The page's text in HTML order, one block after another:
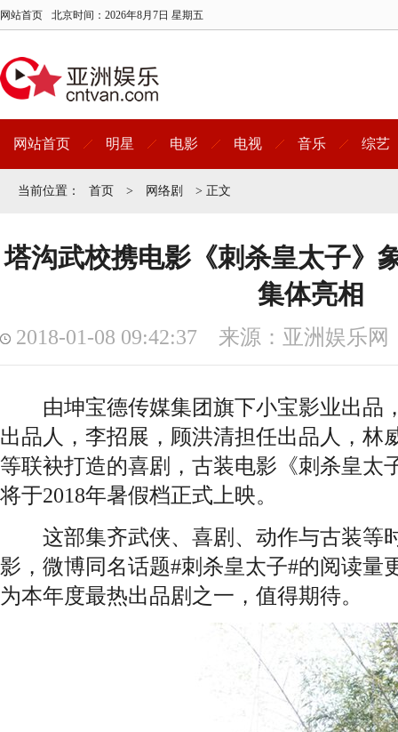
网站首页 北京时间： 2026年8月7日 星期五
网站首页 明星 电影 电视 音乐 综艺
当前位置： 首页 > 网络剧 > 正文
塔沟武校携电影《刺杀皇太子》
集体亮相
2018-01-08 09:42:37 来源：亚洲娱乐网
由坤宝德传媒集团旗下小宝影业出品
出品人，李招展，顾洪清担任出品人，林
等联袂打造的喜剧，古装电影《刺杀皇太
将于2018年暑假档正式上映。
这部集齐武侠、喜剧、动作与古装等
影，微博同名话题#刺杀皇太子#的阅读量
为本年度最热出品剧之一，值得期待。